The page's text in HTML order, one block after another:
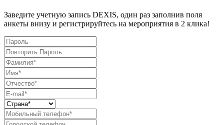
Заведите учетную запись DEXIS, один раз заполнив поля
анкеты внизу и регистрируйтесь на мероприятия в 2 клика!